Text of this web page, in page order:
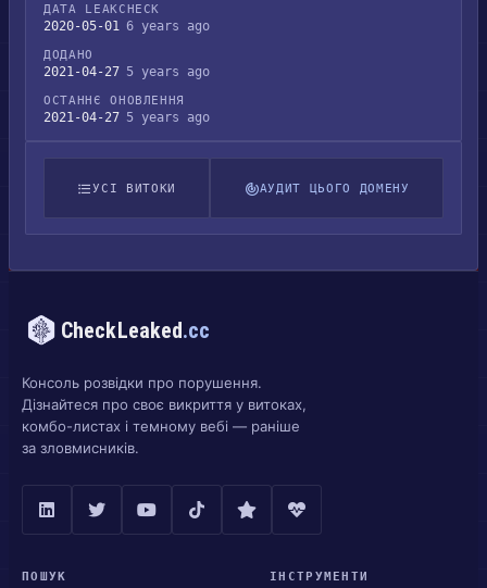
ДАТА LEAKCHECK
2020-05-01 6 years ago
ДОДАНО
2021-04-27 5 years ago
ОСТАННЄ ОНОВЛЕННЯ
2021-04-27 5 years ago
УСІ ВИТОКИ АУДИТ ЦЬОГО ДОМЕНУ
CheckLeaked.cc
Консоль розвідки про порушення.
Дізнайтеся про своє викриття у витоках,
комбо-листах і темному вебі — раніше
за зловмисників.
ПОШУК ІНСТРУМЕНТИ